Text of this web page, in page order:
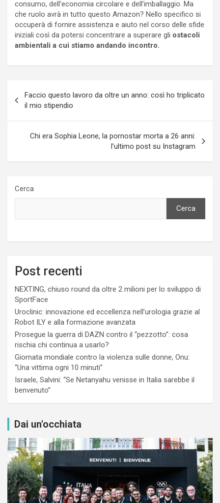
consumo, dell’economia circolare e dell’imballaggio. Ma
che ruolo avrà in tutto questo Amazon? Nello specifico si
occuperà di fornire assistenza e aiuto nel corso delle sfide
iniziali così da potersi concentrare a superare gli ostacoli
ambientali a cui stiamo andando incontro.
articoli
Faccio questo lavoro da oltre un anno: così ho triplicato
il mio stipendio
Chi era Sophia Leone, la pornostar morta a 26 anni:
l’ultimo post su Instagram
Cerca
Cerca
Post recenti
NEXTING, chiuso round da oltre 2 milioni per lo sviluppo di
SportFace
Uroclinic: innovazione ed eccellenza nell’urologia grazie al
Robot ILY e alla formazione avanzata
Prosegue la guerra di DAZN contro il “pezzotto”: cosa
rischia chi continua a usarlo?
Giornata mondiale contro la violenza sulle donne, Onu:
“Una vittima ogni 10 minuti”
Israele, Salvini: “Se Netanyahu venisse in Italia sarebbe il
benvenuto”
Dai un'occhiata